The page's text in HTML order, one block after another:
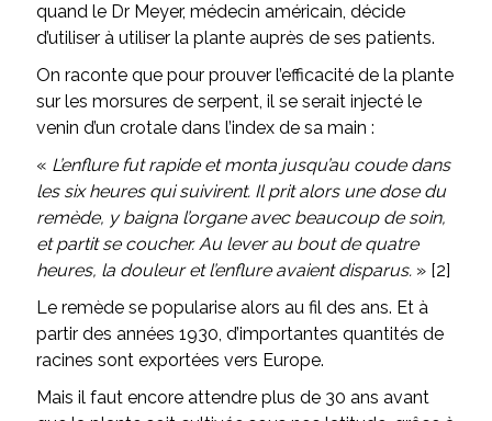
quand le Dr Meyer, médecin américain, décide
d’utiliser à utiliser la plante auprès de ses patients.
On raconte que pour prouver l’efficacité de la plante
sur les morsures de serpent, il se serait injecté le
venin d’un crotale dans l’index de sa main :
« L’enflure fut rapide et monta jusqu’au coude dans
les six heures qui suivirent. Il prit alors une dose du
remède, y baigna l’organe avec beaucoup de soin,
et partit se coucher. Au lever au bout de quatre
heures, la douleur et l’enflure avaient disparus. » [2]
Le remède se popularise alors au fil des ans. Et à
partir des années 1930, d’importantes quantités de
racines sont exportées vers Europe.
Mais il faut encore attendre plus de 30 ans avant